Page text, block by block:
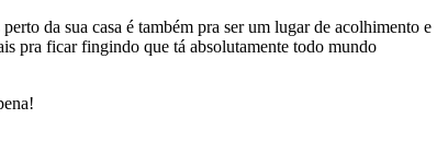
da sua casa é também pra ser um lugar de acolhimento e
pra ficar fingindo que tá absolutamente todo mundo